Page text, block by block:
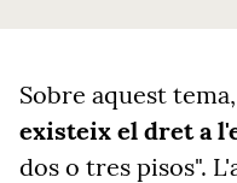
Sobre aquest
existeix el dret a
dos o tres pisos".